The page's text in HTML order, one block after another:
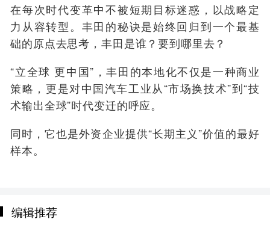
在每次时代变革中不被短期目标迷惑，以战略定
力从容转型。丰田的秘诀是始终回归到一个最基
础的原点去思考，丰田是谁？要到哪里去？
“立全球 更中国”，丰田的本地化不仅是一种商业
策略，更是对中国汽车工业从“市场换技术”到“技
术输出全球”时代变迁的呼应。
同时，它也是外资企业提供“长期主义”价值的最好
样本。
编辑推荐